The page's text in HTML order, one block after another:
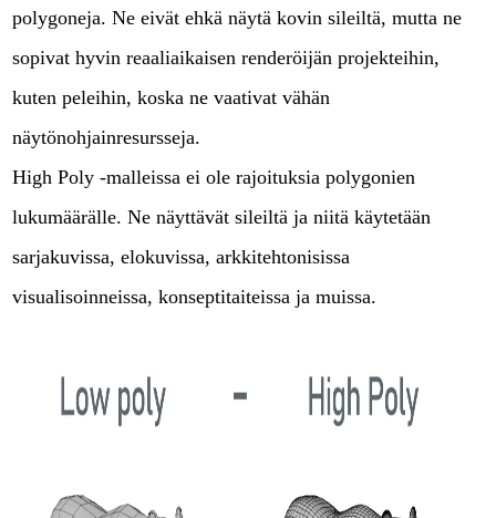
polygoneja. Ne eivät ehkä näytä kovin sileiltä, mutta ne
sopivat hyvin reaaliaikaisen renderöijän projekteihin,
kuten peleihin, koska ne vaativat vähän
näytönohjainresursseja.
High Poly -malleissa ei ole rajoituksia polygonien
lukumäärälle. Ne näyttävät sileiltä ja niitä käytetään
sarjakuvissa, elokuvissa, arkkitehtonisissa
visualisoinneissa, konseptitaiteissa ja muissa.